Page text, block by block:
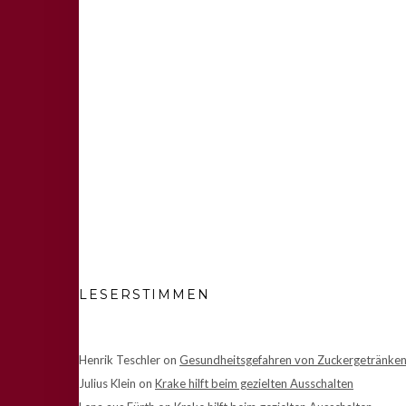
LESERSTIMMEN
Henrik Teschleron Gesundheitsgefahren von Zuckergetränken
Julius Klein on Krake hilft beim gezielten Ausschalten